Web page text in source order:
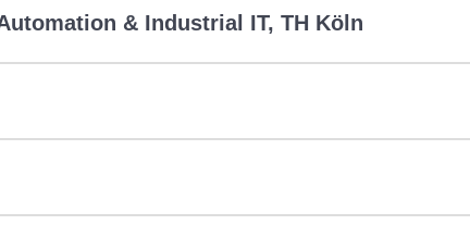
& Industrial IT, TH Köln